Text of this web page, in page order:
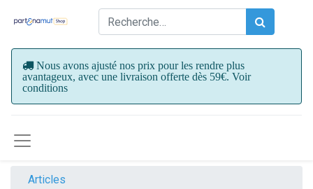
Nous avons ajusté nos prix pour les rendre plus
avantageux, avec une livraison offerte dès 59€. Voir
conditions
Articles